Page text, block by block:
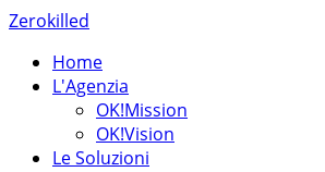
Zerokilled
Home
L'Agenzia
OK!Mission
OK!Vision
Le Soluzioni